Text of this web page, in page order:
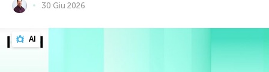
30 Giu 2026
AI